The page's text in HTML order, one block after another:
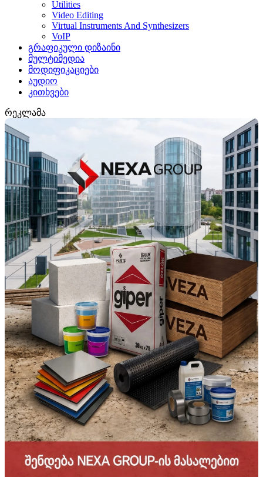
Utilities
Video Editing
Virtual Instruments And Synthesizers
VoIP
გრაფიკული დიზაინი
მულტიმედია
მოდიფიკაციები
აუდიო
კითხვები
რეკლამა